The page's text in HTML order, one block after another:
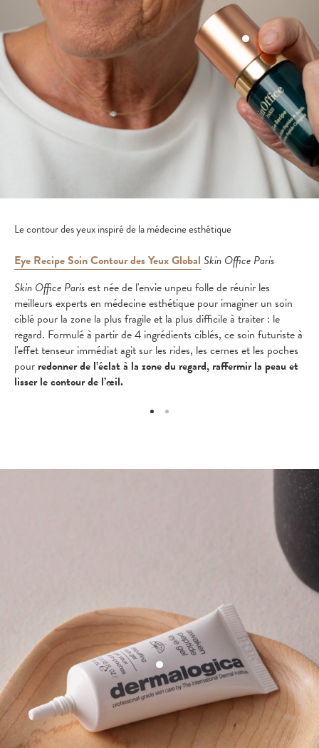
Le contour des yeux inspiré de la médecine esthétique
Eye Recipe Soin Contour des Yeux Global Skin Office Paris
Skin Office Parisest née de l'envie unpeu folle de réunir les
meilleurs experts en médecine esthétique pour imaginer un soin
ciblé pour la zone la plus fragile et la plus difficile à traiter : le
regard. Formulé à partir de 4 ingrédients ciblés, ce soin futuriste à
l'effet tenseur immédiat agit sur les rides, les cernes et les poches
pour redonner de l’éclat à la zone du regard, raffermir la peau et
lisser le contour de l’œil.